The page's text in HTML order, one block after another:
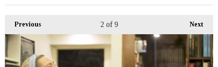
Previous Next
2 of 9